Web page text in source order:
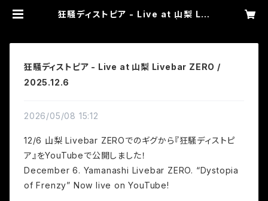
狂騒ディストピア - Live at 山梨 Liv
狂騒ディストピア - Live at 山梨 Livebar ZERO /
2025.12.6
2026/05/08 15:12
12/6 山梨 Livebar ZEROでのギグから『狂騒ディストピ
ア 』をYouTubeで公開しました！
December 6. Yamanashi Livebar ZERO. “Dystopia
of Frenzy” Now live on YouTube!